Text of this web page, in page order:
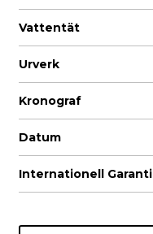
Vattentät
Urverk
Kronograf
Datum
Internationell Garanti